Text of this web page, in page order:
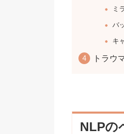
ミ
バ
キ
トラウ
NLPの